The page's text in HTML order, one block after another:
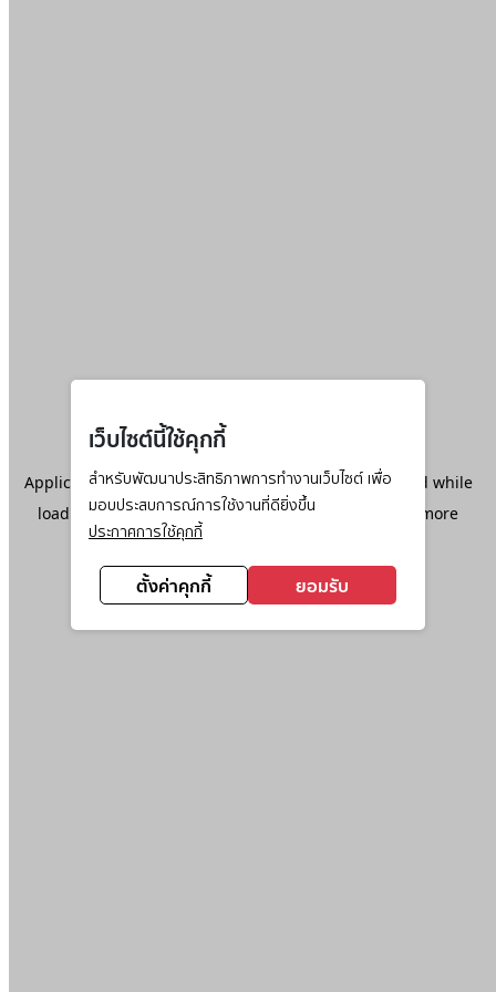
เว็บไซต์นี้ใช้คุกกี้
สำหรับพัฒนาประสิทธิภาพการทำงานเว็บไซต์ เพื่อ
มอบประสบการณ์การใช้งานที่ดียิ่งขึ้น
ประกาศการใช้คุกกี้
ตั้งค่าคุกกี้ ยอมรับ
Application error: aclient-side exception has occurred while
loadingwww.ktc.co.th(see the browser console
for more
information).